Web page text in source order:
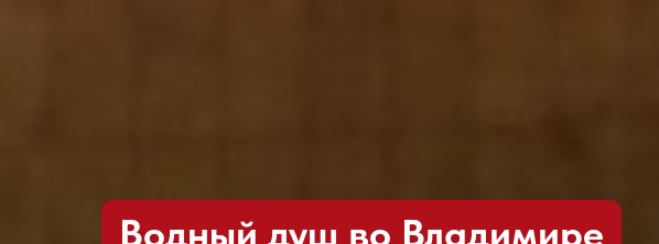
Водный душ во Владимире